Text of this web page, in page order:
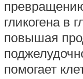
гликогена в
повышая
помогает